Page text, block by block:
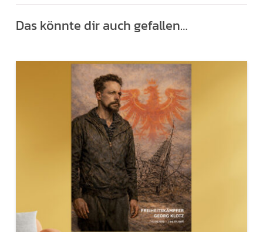
Das könnte dir auch gefallen…